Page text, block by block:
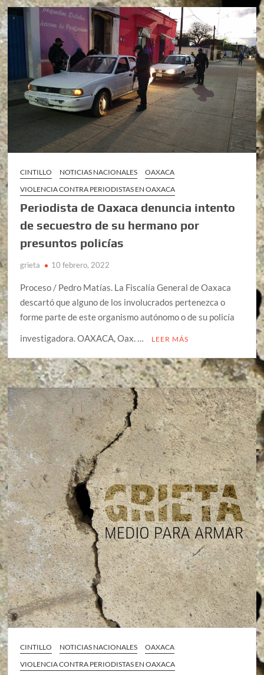
CINTILLO NOTICIAS NACIONALES
OAXACA
VIOLENCIA CONTRA PERIODISTAS EN OAXACA
Periodista de Oaxaca denuncia intento
de secuestro de su hermano por
presuntos policías
grieta 10 febrero, 2022
Proceso / Pedro Matías. La Fiscalía General de Oaxaca
descartó que alguno de los involucrados pertenezca o
forme parte de este organismo autónomo o de su policía
investigadora. OAXACA, Oax. …
LEER MÁS
CINTILLO NOTICIAS NACIONALES
OAXACA
VIOLENCIA CONTRA PERIODISTAS EN OAXACA